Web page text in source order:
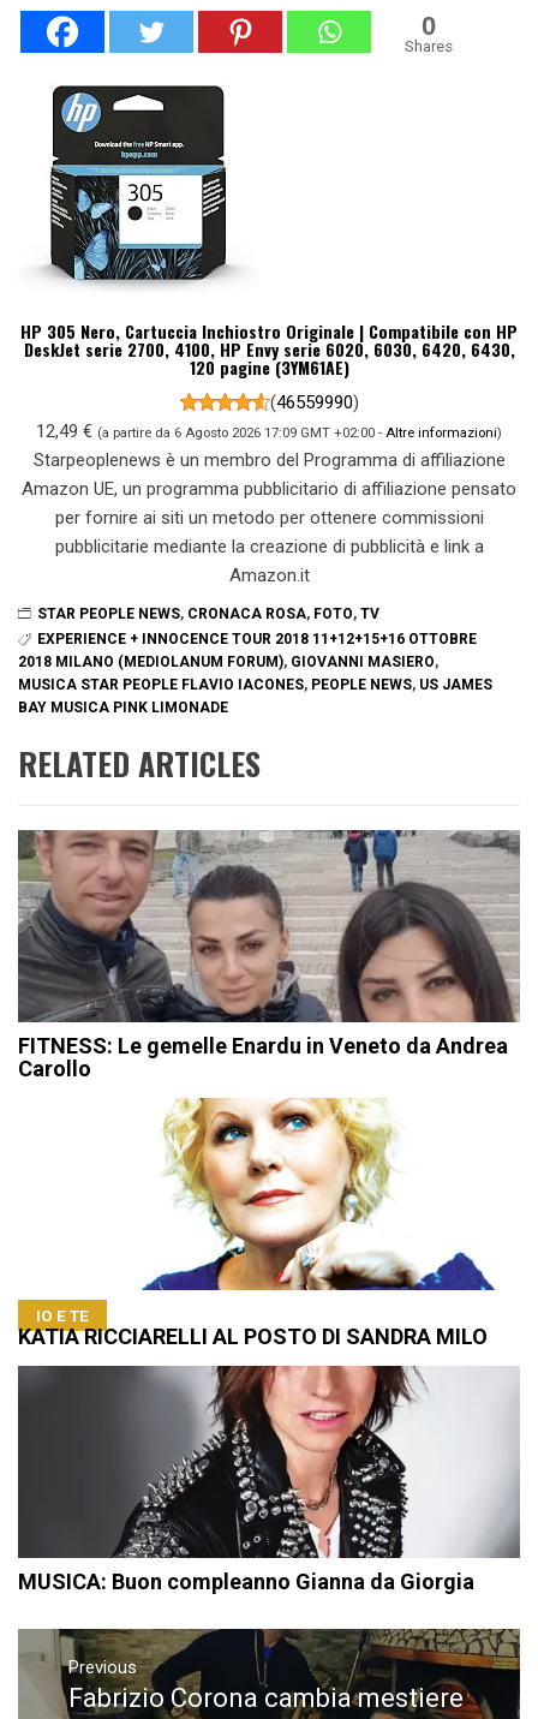
0
Shares
HP 305 Nero, Cartuccia Inchiostro Originale | Compatibile con HP
DeskJet serie 2700, 4100, HP Envy serie 6020, 6030, 6420, 6430,
120 pagine (3YM61AE)
(46559990)
12,49 € (a partire da 6 Agosto 2026 17:09 GMT +02:00 - Altre informazioni)
Starpeoplenews è un membro del Programma di affiliazione
Amazon UE, un programma pubblicitario di affiliazione pensato
per fornire ai siti un metodo per ottenere commissioni
pubblicitarie mediante la creazione di pubblicità e link a
Amazon.it
STAR PEOPLE NEWS, CRONACA ROSA, FOTO, TV
EXPERIENCE + INNOCENCE TOUR 2018 11+12+15+16 OTTOBRE
2018 MILANO (MEDIOLANUM FORUM), GIOVANNI MASIERO,
MUSICA STAR PEOPLE FLAVIO IACONES, PEOPLE NEWS, US JAMES
BAY MUSICA PINK LIMONADE
RELATED ARTICLES
FITNESS: Le gemelle Enardu in Veneto da Andrea
Carollo
IO E TE
KATIA RICCIARELLI AL POSTO DI SANDRA MILO
MUSICA: Buon compleanno Gianna da Giorgia
Navigazione
articoli
Previous
Previous
Fabrizio Corona cambia mestiere